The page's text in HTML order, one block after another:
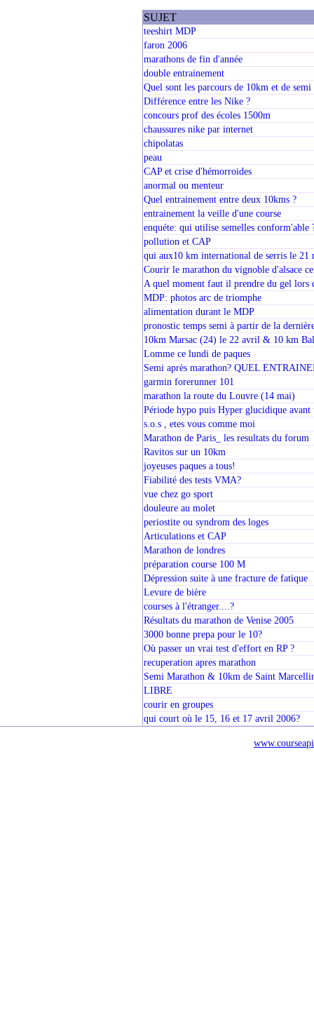
SUJET
teeshirt MDP
faron 2006
marathons de fin d'année
double entrainement
Quel sont les parcours de 10km et de semi
Différence entre les Nike ?
concours prof des écoles 1500m
chaussures nike par internet
chipolatas
peau
CAP et crise d'hémorroides
anormal ou menteur
Quel entrainement entre deux 10kms ?
entrainement la veille d'une course
enquéte: qui utilise semelles conform'able
pollution et CAP
qui aux10 km international de serris le 21
Courir le marathon du vignoble d'alsace
A quel moment faut il prendre du gel lors
MDP: photos arc de triomphe
alimentation durant le MDP
pronostic temps semi à partir de la
10km Marsac (24) le 22 avril & 10 km
Lomme ce lundi de paques
Semi après marathon? QUEL
garmin forerunner 101
marathon la route du Louvre (14 mai)
Période hypo puis Hyper glucidique avant
s.o.s , etes vous comme moi
Marathon de Paris_ les resultats du forum
Ravitos sur un 10km
joyeuses paques a tous!
Fiabilité des tests VMA?
vue chez go sport
douleure au molet
periostite ou syndrom des loges
Articulations et CAP
Marathon de londres
préparation course 100 M
Dépression suite à une fracture de fatique
Levure de bière
courses à l'étranger....?
Résultats du marathon de Venise 2005
3000 bonne prepa pour le 10?
Où passer un vrai test d'effort en RP ?
recuperation apres marathon
Semi Marathon & 10km de Saint
LIBRE
courir en groupes
qui court où le 15, 16 et 17 avril 2006?